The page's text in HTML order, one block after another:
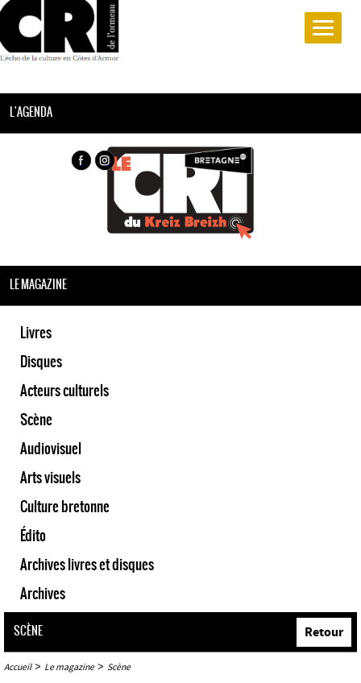
L'AGENDA
LE MAGAZINE
Livres
Disques
Acteurs culturels
Scène
Audiovisuel
Arts visuels
Culture bretonne
Édito
Archives livres et disques
Archives
SCÈNE
Accueil> Le magazine> Scène
Retour